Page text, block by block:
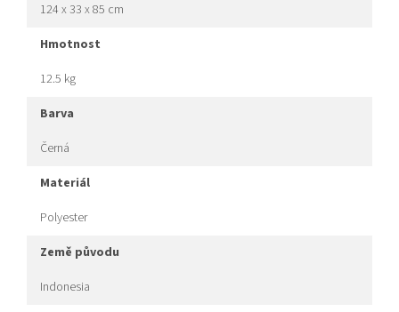
124 x 33 x 85 cm
hmotnost
12.5 kg
barva
Černá
materiál
Polyester
země původu
Indonesia